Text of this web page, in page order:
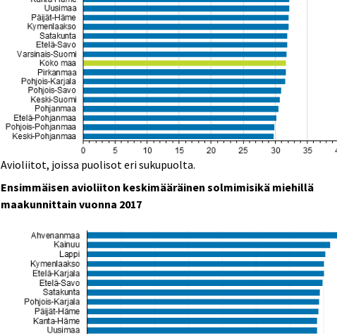
Avioliitot, joissa puolisot eri sukupuolta.
Ensimmäisen avioliiton keskimääräinen solmimisikä miehillä
maakunnittain vuonna 2017